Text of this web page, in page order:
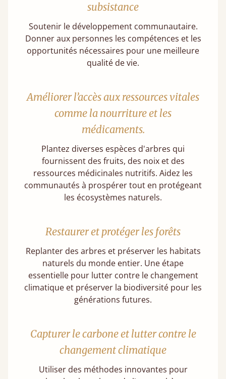
subsistance
Soutenir le développement communautaire.
Donner aux personnes les compétences et les
opportunités nécessaires pour une meilleure
qualité de vie.
Améliorer l’accès aux ressources vitales
comme la nourriture et les
médicaments.
Plantez diverses espèces d'arbres qui
fournissent des fruits, des noix et des
ressources médicinales nutritifs. Aidez les
communautés à prospérer tout en protégeant
les écosystèmes naturels.
Restaurer et protéger les forêts
Replanter des arbres et préserver les habitats
naturels du monde entier. Une étape
essentielle pour lutter contre le changement
climatique et préserver la biodiversité pour les
générations futures.
Capturer le carbone et lutter contre le
changement climatique
Utiliser des méthodes innovantes pour